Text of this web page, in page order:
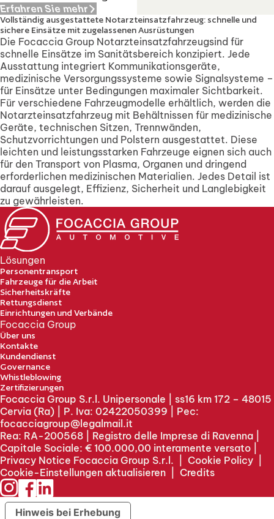
Sie mehr
Vollständig ausgestattete Notarzteinsatzfahrzeug: schnelle und
sichere Einsätze mit zugelassenen Ausrüstungen
Die Focaccia Group Notarzteinsatzfahrzeugsind für
schnelle Einsätze im Sanitätsbereich konzipiert. Jede
Ausstattung integriert Kommunikationsgeräte,
medizinische Versorgungssysteme sowie Signalsysteme –
für Einsätze unter Bedingungen maximaler Sichtbarkeit.
Für verschiedene Fahrzeugmodelle erhältlich, werden die
Notarzteinsatzfahrzeug mit Behältnissen für medizinische
Geräte, technischen Sitzen, Trennwänden,
Schutzvorrichtungen und Polstern ausgestattet. Diese
leichten und leistungsstarken Fahrzeuge eignen sich auch
für den Transport von Plasma, Organen und dringend
erforderlichen medizinischen Materialien. Jedes Detail ist
darauf ausgelegt, Effizienz, Sicherheit und Langlebigkeit
zu gewährleisten.
Lösungen
Personentransport
Fahrzeuge für die Arbeit
Sicherheitskräfte
Rettungsdienst
Einrichtungen und Verbände
Focaccia Group
Über uns
Kontakte
Kundendienst
Governance
Whistleblowing
Zertifizierungen
Focaccia Group S.r.l. Unipersonale | ss16 km 172 – 48015
Cervia (Ra) | P. Iva: 02422050399 | Pec:
focacciagroup@legalmail.it
Rea: RA-200568 | Registro delle Imprese di Ravenna |
Capitale Sociale: € 100.000,00 interamente versato |
Privacy Notice Focaccia Group S.r.l.
Cookie Policy
Cookie-Einstellungen aktualisieren
Credits
Hinweis bei Erhebung